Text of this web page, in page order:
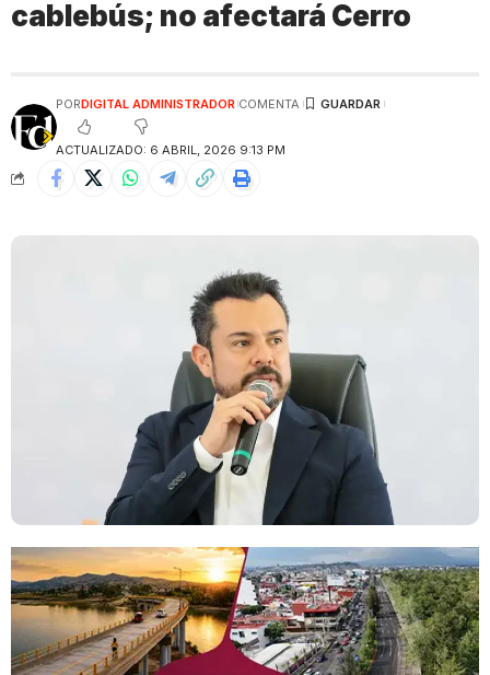
cablebús; no afectará Cerro
ACTUALIZADO: 6 ABRIL, 2026 9:13 PM
PORDIGITAL ADMINISTRADOR COMENTA